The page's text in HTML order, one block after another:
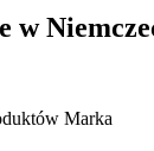
w
Marka